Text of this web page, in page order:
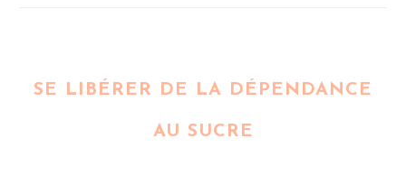
SE LIBÉRER DE LA DÉPENDANCE
AU SUCRE